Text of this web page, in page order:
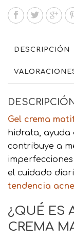
DESCRIPCIÓN
Gel crema
hidrata, ayuda
contribuye a
el cuidado
tendencia
¿QUÉ ES
CREMA